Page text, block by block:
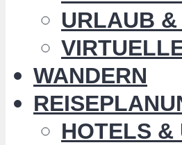
URLAUB
WANDERN
HOTELS &